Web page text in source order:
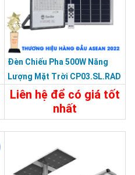
Đèn Chiếu Pha 500W Năng
Lượng Mặt Trời CP03.SL.RAD
500W.V2
Liên hệ để có giá tốt
nhất